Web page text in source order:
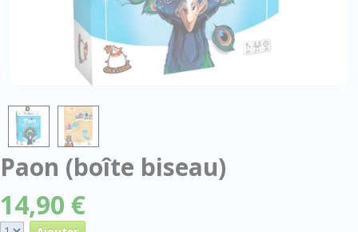
Paon (boîte biseau)
14,90 €